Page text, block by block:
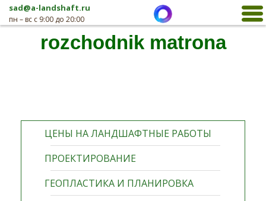
sad@a-landshaft.ru
пн – вс с 9:00 до 20:00
ЦЕНЫ НА ЛАНДШАФТНЫЕ РАБОТЫ
ПРОЕКТИРОВАНИЕ
ГЕОПЛАСТИКА И ПЛАНИРОВКА
rozchodnik matrona